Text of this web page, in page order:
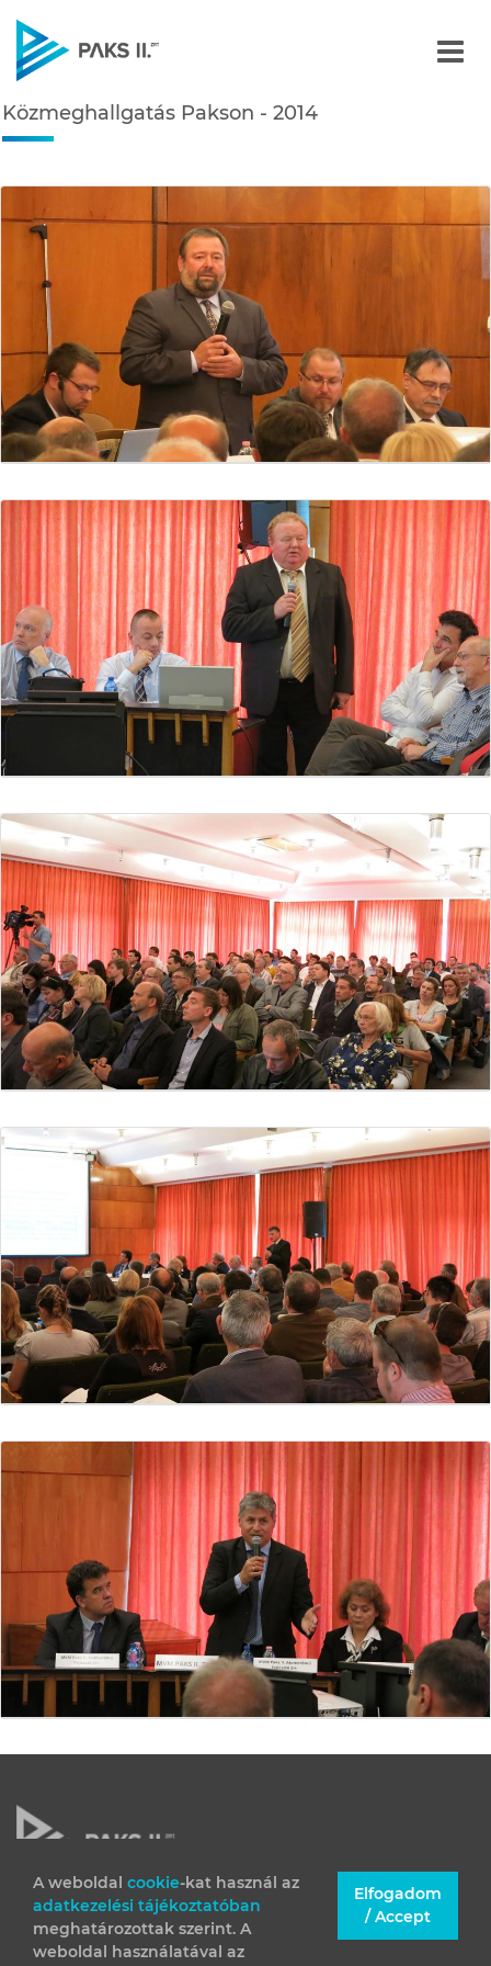
A weboldal cookie-kat használ az
adatkezelési tájékoztatóban
meghatározottak szerint. A
weboldal használatával az
Elfogadom
/ Accept
Navigáció
Közmeghallgatás
Közmeghallgatás Pakson - 2014
JOGI INFORMÁCIÓK
IMPRESSZUM